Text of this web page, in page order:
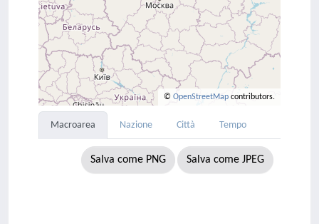
© OpenStreetMap contributors.
Macroarea Nazione Città Tempo
Salva come PNG Salva come JPEG